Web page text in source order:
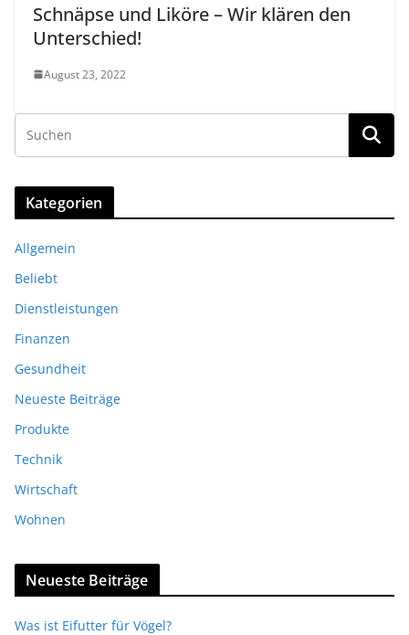
Schnäpse und Liköre – Wir klären den
Unterschied!
August 23, 2022
Kategorien
Allgemein
Beliebt
Dienstleistungen
Finanzen
Gesundheit
Neueste Beiträge
Produkte
Technik
Wirtschaft
Wohnen
Neueste Beiträge
Was ist Eifutter für Vögel?